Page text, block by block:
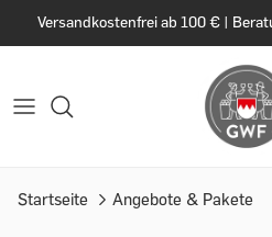
Versandkostenfrei ab 100 € |
Startseite Angebote & Pakete